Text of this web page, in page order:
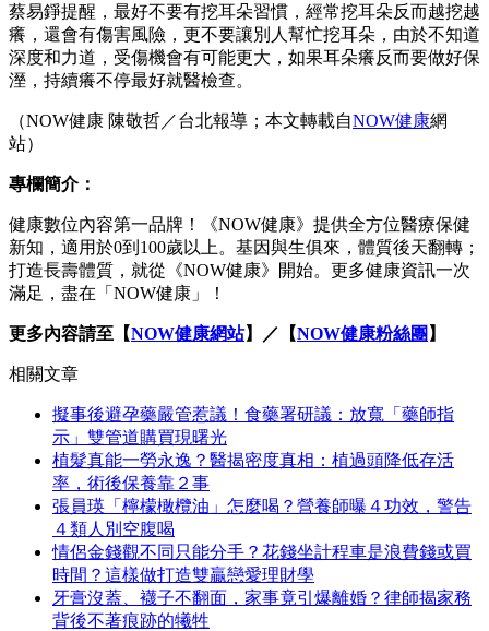
蔡易錚提醒，最好不要有挖耳朵習慣，經常挖耳朵反而越挖越
癢，還會有傷害風險，更不要讓別人幫忙挖耳朵，由於不知道
深度和力道，受傷機會有可能更大，如果耳朵癢反而要做好保
溼，持續癢不停最好就醫檢查。
（NOW健康 陳敬哲／台北報導；本文轉載自NOW健康網
站）
專欄簡介：
健康數位內容第一品牌！《NOW健康》提供全方位醫療保健
新知，適用於0到100歲以上。基因與生俱來，體質後天翻轉；
打造長壽體質，就從《NOW健康》開始。更多健康資訊一次
滿足，盡在「NOW健康」！
更多內容請至【NOW健康網站】／【NOW健康粉絲團 】
相關文章
擬事後避孕藥嚴管惹議！食藥署研議：放寬「藥師指
示」雙管道購買現曙光
植髮真能一勞永逸？醫揭密度真相：植過頭降低存活
率，術後保養靠２事
張員瑛「檸檬橄欖油」怎麼喝？營養師曝４功效，警告
４類人別空腹喝
情侶金錢觀不同只能分手？花錢坐計程車是浪費錢或買
時間？這樣做打造雙贏戀愛理財學
牙膏沒蓋、襪子不翻面，家事竟引爆離婚？律師揭家務
背後不著痕跡的犧牲